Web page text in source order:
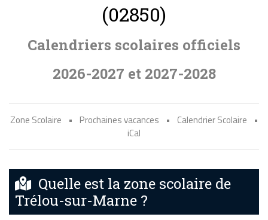
(02850)
Calendriers scolaires officiels
2026-2027 et 2027-2028
Zone Scolaire • Prochaines vacances • Calendrier Scolaire
•
iCal
Quelle est la zone scolaire de
Trélou-sur-Marne ?